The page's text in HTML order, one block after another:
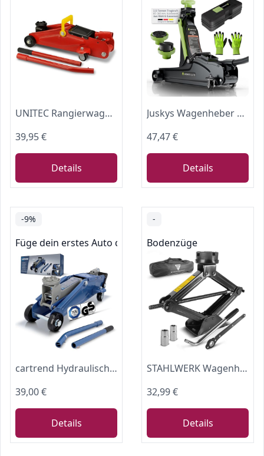
UNITEC Rangierwagenheber, Hydraulik 2 T Tragkraft, für Werkstatt und Hobby, gefertigt aus Qualitätsstahl
39,95 €
Details
Juskys Wagenheber 2,5 t – Hydraulischer Rangierwagenheber aus Stahl 85–390 mm, mit Transportbox, Gummiauflagen & Zubehör – Schwarz/Grün
47,47 €
Details
-9%
Füge dein erstes Auto der Garage hinzu
cartrend Hydraulischer Rangierwagenheber, Tragkraft bis 2t, 135-342 mm, Rangierheber für Auto und Kleintransporter, Wagenheber für Haus und Werkstatt, gefertigt aus Qualitätsstahl
39,00 €
Details
-
Bodenzüge
STAHLWERK Wagenheber – Scherenwagenheber mit Ratsche, 2 Tonnen Hubkraft, Teleskop-Radmutterschlüssel inklusive Stecknüssen, Transporttasche, kompaktes Wagenheber-Set für Reifenwechsel & Werkstatt
32,99 €
Details